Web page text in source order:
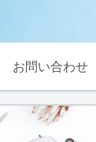
お問い合わせ